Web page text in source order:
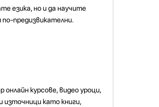
езика, но и да научите
предизвикателни.
онлайн курсове, видео уроци,
източници като книги,